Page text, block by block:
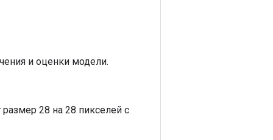
и оценки модели.
28 на 28 пикселей с